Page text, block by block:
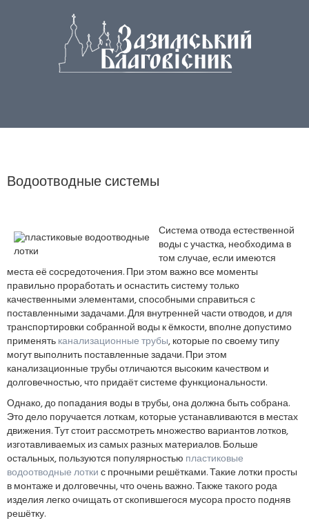
Водоотводные системы
Система отвода естественной
воды с участка, необходима в
том случае, если имеются
места её сосредоточения. При этом важно все моменты
правильно проработать и оснастить систему только
качественными элементами, способными справиться с
поставленными задачами. Для внутренней части отводов, и для
транспортировки собранной воды к ёмкости, вполне допустимо
применятьканализационные трубы, которые по своему типу
могут выполнить поставленные задачи. При этом
канализационные трубы отличаются высоким качеством и
долговечностью, что придаёт системе функциональности.
Однако, до попадания воды в трубы, она должна быть собрана.
Это дело поручается лоткам, которые устанавливаются в местах
движения. Тут стоит рассмотреть множество вариантов лотков,
изготавливаемых из самых разных материалов. Больше
остальных, пользуются популярностью пластиковые
водоотводные лоткис прочными решётками. Такие лотки просты
в монтаже и долговечны, что очень важно. Также такого рода
изделия легко очищать от скопившегося мусора просто подняв
решётку.